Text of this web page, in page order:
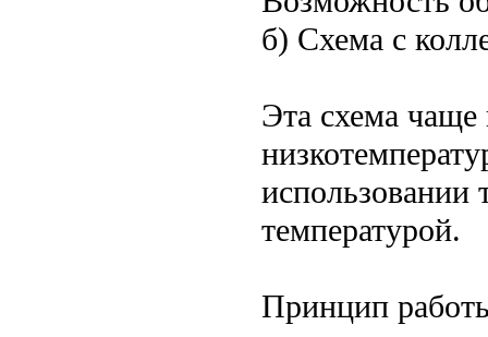
б) Схема с
Эта схема чаще
использовании
температурой.
Принцип